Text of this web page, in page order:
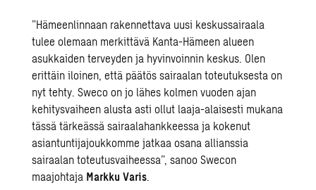
”Hämeenlinnaan rakennettava uusi keskussairaala
tulee olemaan merkittävä Kanta-Hämeen alueen
asukkaiden terveyden ja hyvinvoinnin keskus. Olen
erittäin iloinen, että päätös sairaalan toteutuksesta on
nyt tehty. Sweco on jo lähes kolmen vuoden ajan
kehitysvaiheen alusta asti ollut laaja-alaisesti mukana
tässä tärkeässä sairaalahankkeessa ja kokenut
asiantuntijajoukkomme jatkaa osana allianssia
sairaalan toteutusvaiheessa”, sanoo Swecon
maajohtaja Markku Varis.